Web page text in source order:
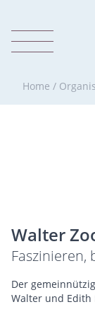
Home /
Walter
Faszinieren,
Der
Walter und Edith